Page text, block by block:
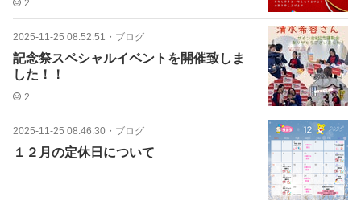
2
2025-11-25 08:52:51 ・ ブログ
記念祭スペシャルイベントを開催致しま
した！！
2
2025-11-25 08:46:30 ・ ブログ
１２月の定休日について